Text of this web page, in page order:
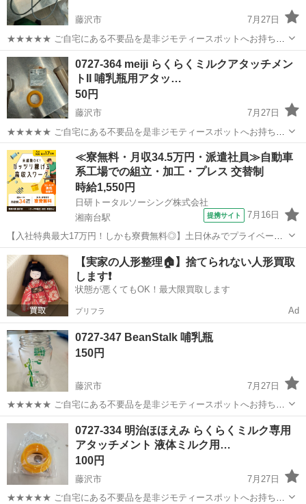
藤沢市
7月27日
★★★★★ ご自宅にある不要品を是非ジモティースポットへお持ち込
みしませんか？ 家電、趣味・スポーツ・レジャー用品、こども用品、
衣料服飾品、生活雑貨、家具、本、CD・DVDなどが無料でまとめて持
ち込めます！ ※詳細はこ...
神奈川 藤沢市 現地
0727-364 meiji らくらくミルクアタッチメン
トII 哺乳瓶用アタッ…
50円
藤沢市
7月27日
★★★★★ ご自宅にある不要品を是非ジモティースポットへお持ち込
みしませんか？ 家電、趣味・スポーツ・レジャー用品、こども用品、
衣料服飾品、生活雑貨、家具、本、CD・DVDなどが無料でまとめて持
ち込めます！ ※詳細はこ...
神奈川 藤沢市 ベビー用品 meiji
≪寮無料・月収34.5万円・派遣社員≫自動車
系工場での組立・加工・プレス 交替制
時給1,550円
日研トータルソーシング株式会社
湘南台駅
提携サイト 7月16日
【入社特典最大17万円！しかも寮費無料◎】土日休みでプライベート
充実！／週払い可／自動車・トラックの組立・加工ライン作業 お仕事
について 自動車（小・中・大型トラック）の組立や各エンジン部品の
製造を行います。インパクトレン...
神奈川 藤沢市 湘南台駅 その他
【実家の人形整理🏠】捨てられない人形買取
します❗️
状態が悪くてもOK！最大限買取します
プリフラ Ad
0727-347 BeanStalk 哺乳瓶
150円
藤沢市
7月27日
★★★★★ ご自宅にある不要品を是非ジモティースポットへお持ち込
みしませんか？ 家電、趣味・スポーツ・レジャー用品、こども用品、
衣料服飾品、生活雑貨、家具、本、CD・DVDなどが無料でまとめて持
ち込めます！ ※詳細はこ...
神奈川 藤沢市 ベビー用品 哺乳瓶
0727-334 明治ほほえみ らくらくミルク専用
アタッチメント 液体ミルク用…
100円
藤沢市
7月27日
★★★★★ ご自宅にある不要品を是非ジモティースポットへお持ち込